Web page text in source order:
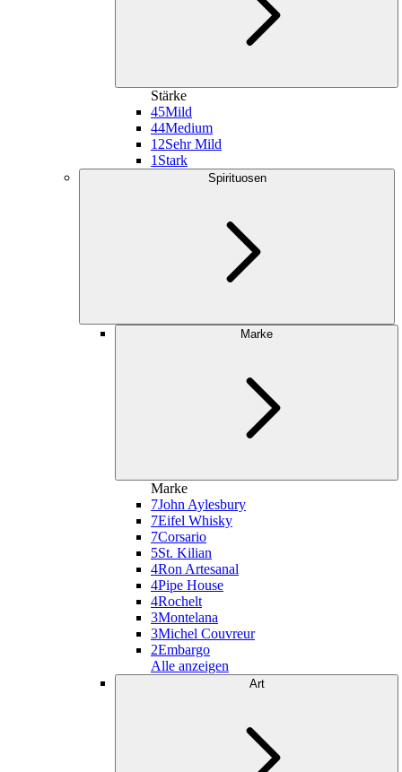
Stärke
45Mild
44Medium
12Sehr Mild
1 Stark
Spirituosen
Marke
Marke
7John Aylesbury
7Eifel Whisky
7Corsario
5St. Kilian
4Ron Artesanal
4Pipe House
4Rochelt
3Montelana
3Michel Couvreur
2Embargo
Alle anzeigen
Art